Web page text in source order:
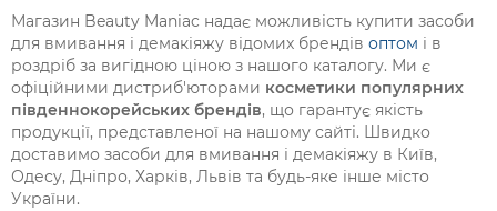
Магазин Beauty Maniac надає можливість купити засоби
для вмивання і демакіяжу відомих брендів оптом і в
роздріб за вигідною ціною з нашого каталогу. Ми є
офіційними дистриб'юторами косметики популярних
південнокорейських брендів, що гарантує якість
продукції, представленої на нашому сайті. Швидко
доставимо засоби для вмивання і демакіяжу в Київ,
Одесу, Дніпро, Харків, Львів та будь-яке інше місто
України.